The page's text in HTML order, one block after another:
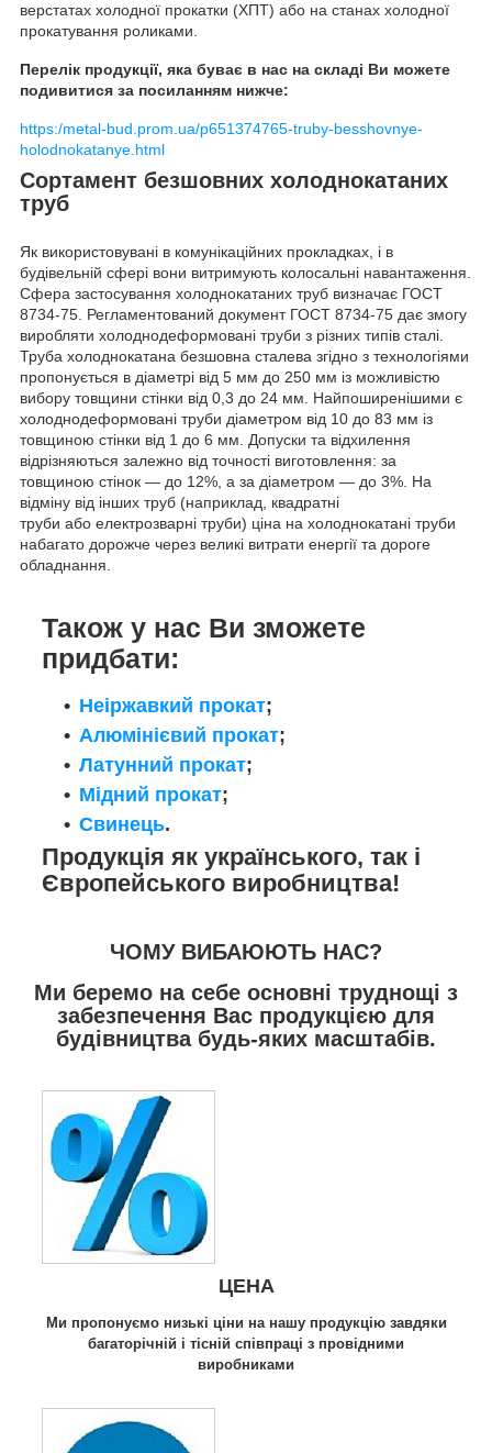
верстатах холодної прокатки (ХПТ) або на станах холодної
прокатування роликами.
Перелік продукції, яка буває в нас на складі Ви можете
подивитися за посиланням нижче:
https:/metal-bud.prom.ua/p651374765-truby-besshovnye-
holodnokatanye.html
Сортамент безшовних холоднокатаних
труб
Як використовувані в комунікаційних прокладках, і в
будівельній сфері вони витримують колосальні навантаження.
Сфера застосування холоднокатаних труб визначає ГОСТ
8734-75. Регламентований документ ГОСТ 8734-75 дає змогу
виробляти холоднодеформовані труби з різних типів сталі.
Труба холоднокатана безшовна сталева згідно з технологіями
пропонується в діаметрі від 5 мм до 250 мм із можливістю
вибору товщини стінки від 0,3 до 24 мм. Найпоширенішими є
холоднодеформовані труби діаметром від 10 до 83 мм із
товщиною стінки від 1 до 6 мм. Допуски та відхилення
відрізняються залежно від точності виготовлення: за
товщиною стінок — до 12%, а за діаметром — до 3%. На
відміну від інших труб (наприклад, квадратні
труби або електрозварні труби) ціна на холоднокатані труби
набагато дорожче через великі витрати енергії та дороге
обладнання.
Також у нас Ви зможете
придбати:
Неіржавкий прокат;
Алюмінієвий прокат;
Латунний прокат;
Мідний прокат;
Свинець.
Продукція як українського, так і
Європейського виробництва!
ЧОМУ ВИБАЮЮТЬ НАС?
Ми беремо на себе основні труднощі з
забезпечення Вас продукцією для
будівництва будь-яких масштабів.
ЦЕНА
Ми пропонуємо низькі ціни на нашу продукцію завдяки
багаторічній і тісній співпраці з провідними
виробниками